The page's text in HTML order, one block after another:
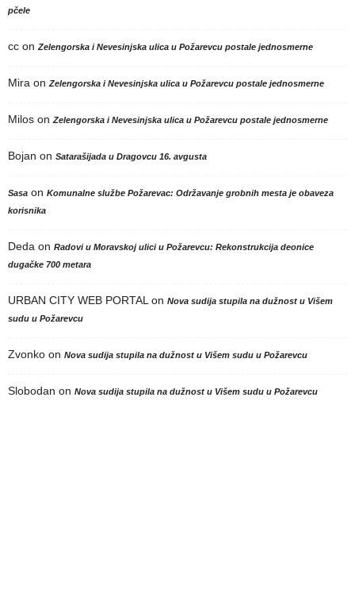
pčele
cc on Zelengorska i Nevesinjska ulica u Požarevcu postale jednosmerne
Mira on Zelengorska i Nevesinjska ulica u Požarevcu postale jednosmerne
Milos on Zelengorska i Nevesinjska ulica u Požarevcu postale jednosmerne
Bojan on Satarašijada u Dragovcu 16. avgusta
Sasa on Komunalne službe Požarevac: Održavanje grobnih mesta je obaveza
korisnika
Deda on Radovi u Moravskoj ulici u Požarevcu: Rekonstrukcija deonice
dugačke 700 metara
URBAN CITY WEB PORTAL on Nova sudija stupila na dužnost u Višem
sudu u Požarevcu
Zvonko on Nova sudija stupila na dužnost u Višem sudu u Požarevcu
Slobodan on Nova sudija stupila na dužnost u Višem sudu u Požarevcu